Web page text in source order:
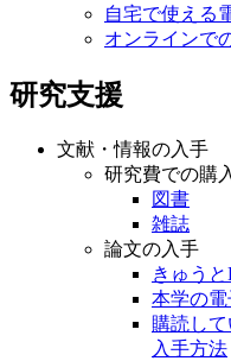
自宅で使える
オンラインで
研究支援
文献・情報の入手
研究費での購
図書
雑誌
論文の入手
きゅうと
本学の
購読し
入手方法